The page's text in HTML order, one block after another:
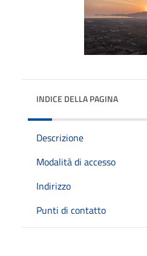
INDICE DELLA PAGINA
Descrizione
Modalità di accesso
Indirizzo
Punti di contatto